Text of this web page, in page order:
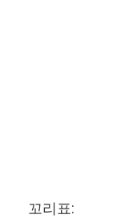
꼬리표: